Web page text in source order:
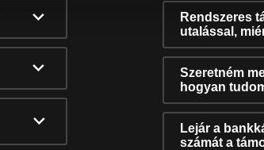
Rendszeres
utalással,
Szeretném
hogyan
Lejár a
számát a